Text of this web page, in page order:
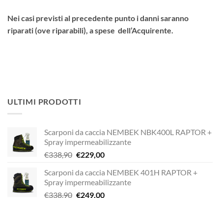
Nei casi previsti al precedente punto i danni saranno
riparati (ove riparabili), a spese dell’Acquirente.
ULTIMI PRODOTTI
Scarponi da caccia NEMBEK NBK400L RAPTOR +
Spray impermeabilizzante
€338,90 Il
originale
era:
€338,90.
€229,00Il
attuale
è:
€229,00.
Scarponi da caccia NEMBEK 401H RAPTOR +
Spray impermeabilizzante
€338,90 Il
€249,00Il